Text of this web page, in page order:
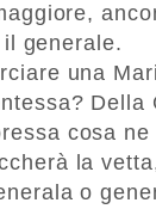
generale.
una
Della
cosa ne
la
o